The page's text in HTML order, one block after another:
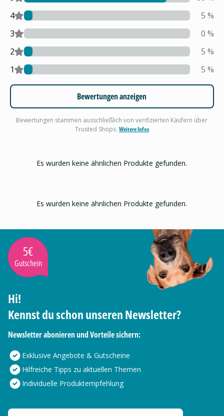
4
5 %
3
0 %
2
5 %
1
5 %
Bewertungen anzeigen
Bewertungen stammen ausschließlich von verifizierten Käufern über
Trusted Shops. Weitere Infos
Es wurden keine ähnlichen Produkte gefunden.
Es wurden keine ähnlichen Produkte gefunden.
5€
Gutschein
Hi!
Kennst du schon unseren Newsletter?
Newsletter abonieren und Vorteile sichern:
Exklusive Angebote & Gutscheine
Hilfreiche Tipps zu aktuellen Themen
Individuelle Produktempfehlung
Deine E-Mail Adresse